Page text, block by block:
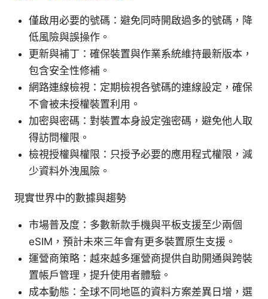
僅啟用必要的號碼：避免同時開啟過多的號碼，降
低風險與誤操作。
更新與補丁：確保裝置與作業系統維持最新版本，
包含安全性修補。
網路連線檢視：定期檢視各號碼的連線設定，確保
不會被未授權裝置利用。
加密與密碼：對裝置本身設定強密碼，避免他人取
得訪問權限。
檢視授權與權限：只授予必要的應用程式權限，減
少資料外洩風險。
現實世界中的數據與趨勢
市場普及度：多數新款手機與平板支援至少兩個
eSIM，預計未來三年會有更多裝置原生支援。
運營商策略：越來越多運營商提供自助開通與跨裝
置帳戶管理，提升使用者體驗。
成本動態：全球不同地區的資料方案差異日增，選